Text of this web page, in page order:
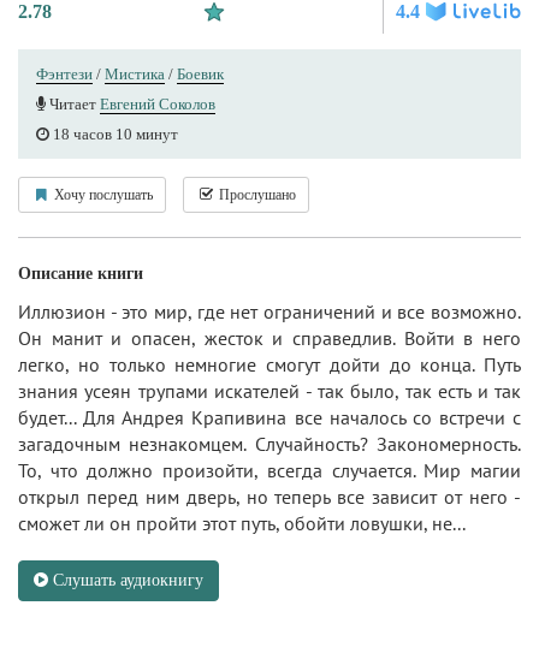
2.78 4.4
Фэнтези / Мистика / Боевик
Читает Евгений Соколов
18 часов 10 минут
Хочу послушать Прослушано
Описание книги
Иллюзион - это мир, где нет ограничений и все возможно.
Он манит и опасен, жесток и справедлив. Войти в него
легко, но только немногие смогут дойти до конца. Путь
знания усеян трупами искателей - так было, так есть и так
будет... Для Андрея Крапивина все началось со встречи с
загадочным незнакомцем. Случайность? Закономерность.
То, что должно произойти, всегда случается. Мир магии
открыл перед ним дверь, но теперь все зависит от него -
сможет ли он пройти этот путь, обойти ловушки, не...
Слушать аудиокнигу